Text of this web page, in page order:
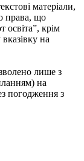
матеріали,
права, що
освіта”, крім
на
лише з
на
погодження з